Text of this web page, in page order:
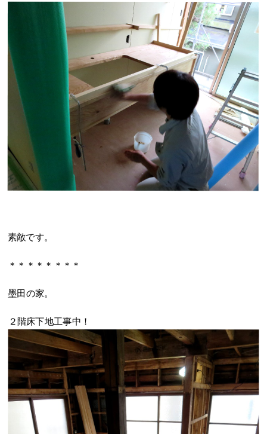
素敵です。
＊＊＊＊＊＊＊＊
墨田の家。
２階床下地工事中！